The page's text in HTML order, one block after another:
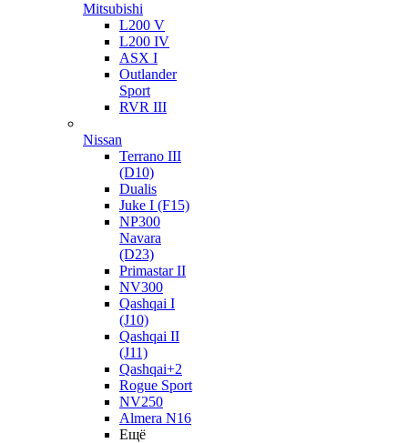
Mitsubishi
L200 V
L200 IV
ASX I
Outlander
Sport
RVR III
Nissan
Terrano III
(D10)
Dualis
Juke I (F15)
NP300
Navara
(D23)
Primastar II
NV300
Qashqai I
(J10)
Qashqai II
(J11)
Qashqai+2
Rogue Sport
NV250
Almera N16
Ещё